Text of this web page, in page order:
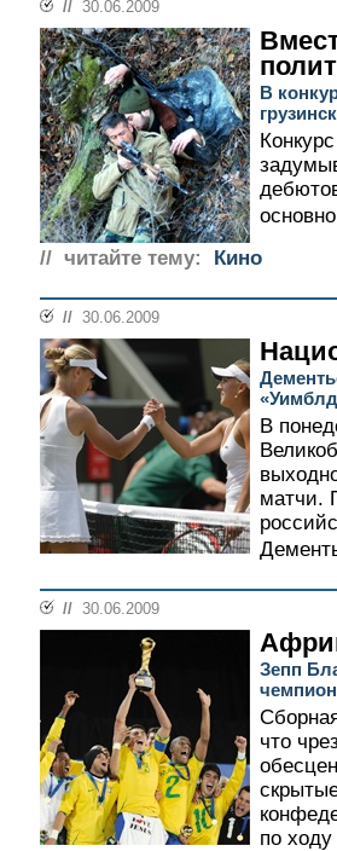
// 30.06.2009
В
// читайте тему:
Кино
// 30.06.2009
В
матчи.
// 30.06.2009
Зепп
что
по